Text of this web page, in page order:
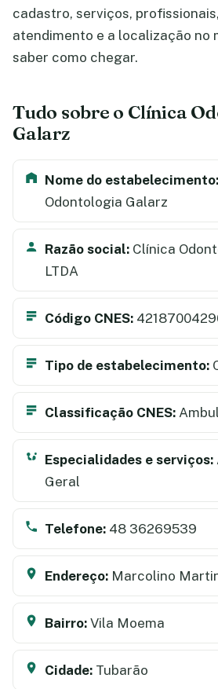
cadastro, serviços,
atendimento e a localização no
saber como chegar.
Tudo sobre o Clínica
Galarz
Nome do estabelecimento:
Odontologia Galarz
Razão social: Clínica
LTDA
Código CNES:
Tipo de estabelecimento:
Classificação CNES:
Especialidades e serviços:
Geral
Telefone: 48 36269539
Endereço: Marcolino
Bairro: Vila Moema
Cidade: Tubarão